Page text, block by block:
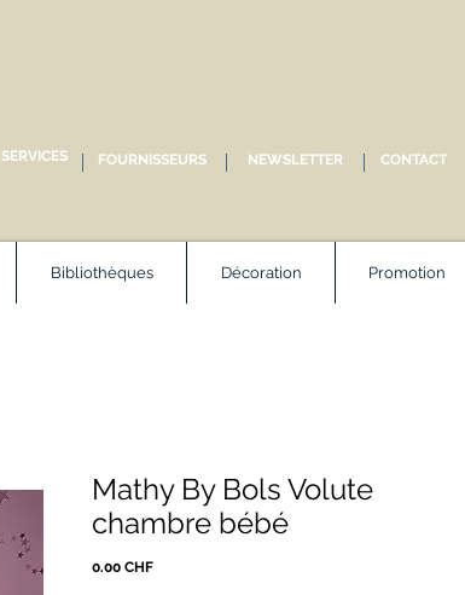
SERVICES FOURNISSEURS CONTACT
NEWSLETTER
Bibliothèques Décoration Promotion
Mathy By Bols Volute
chambre bébé
0.00 CHFPrix